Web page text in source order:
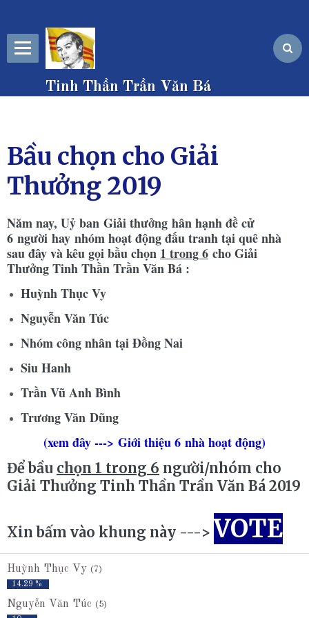
Tinh Thần Trần Văn Bá
Bầu chọn cho Giải
Thưởng 2019
Năm nay, Uỷ ban Giải thưởng hân hạnh đề cử
6 người hay nhóm hoạt động đấu tranh tại quê nhà
sau đây và kêu gọi bầu chọn 1 trong 6 cho Giải
Thưởng Tinh Thần Trần Văn Bá :
Huỳnh Thục Vy
Nguyễn Văn Túc
Nhóm công nhân tại Đồng Nai
Siu Hanh
Trần Vũ Anh Bình
Trương Văn Dũng
(xem đây ---> Giới thiệu 6 nhà hoạt động)
Để bầu chọn 1 trong 6 người/nhóm cho
Giải Thưởng Tinh Thần Trần Văn Bá 2019
Xin bấm vào khung này ---> VOTE
Huỳnh Thục Vy (7)
14.29 %
Nguyễn Văn Túc (5)